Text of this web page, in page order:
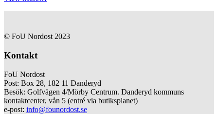
© FoU Nordost 2023
Kontakt
FoU Nordost
Post: Box 28, 182 11 Danderyd
Besök: Golfvägen 4/Mörby Centrum. Danderyd kommuns
kontaktcenter, vån 5 (entré via butiksplanet)
e-post: info@founordost.se